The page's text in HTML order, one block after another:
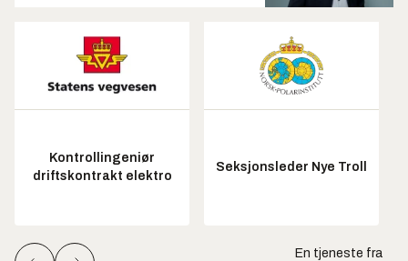
Kontrollingeniør
driftskontrakt elektro
Seksjonsleder Nye Troll
En tjeneste fra